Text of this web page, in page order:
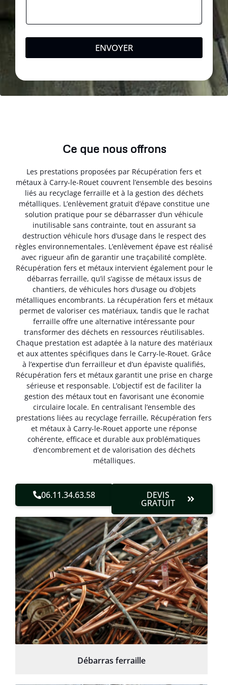
ENVOYER
Ce que nous offrons
Les prestations proposées par Récupération fers et
métaux à Carry-le-Rouet couvrent l’ensemble des besoins
liés au recyclage ferraille et à la gestion des déchets
métalliques. L’enlèvement gratuit d’épave constitue une
solution pratique pour se débarrasser d’un véhicule
inutilisable sans contrainte, tout en assurant sa
destruction véhicule hors d’usage dans le respect des
règles environnementales. L’enlèvement épave est réalisé
avec rigueur afin de garantir une traçabilité complète.
Récupération fers et métaux intervient également pour le
débarras ferraille, qu’il s’agisse de métaux issus de
chantiers, de véhicules hors d’usage ou d’objets
métalliques encombrants. La récupération fers et métaux
permet de valoriser ces matériaux, tandis que le rachat
ferraille offre une alternative intéressante pour
transformer des déchets en ressources réutilisables.
Chaque prestation est adaptée à la nature des matériaux
et aux attentes spécifiques dans le Carry-le-Rouet. Grâce
à l’expertise d’un ferrailleur et d’un épaviste qualifiés,
Récupération fers et métaux garantit une prise en charge
sérieuse et responsable. L’objectif est de faciliter la
gestion des métaux tout en favorisant une économie
circulaire locale. En centralisant l’ensemble des
prestations liées au recyclage ferraille, Récupération fers
et métaux à Carry-le-Rouet apporte une réponse
cohérente, efficace et durable aux problématiques
d’encombrement et de valorisation des déchets
métalliques.
06.11.34.63.58 DEVIS
GRATUIT
Débarras ferraille